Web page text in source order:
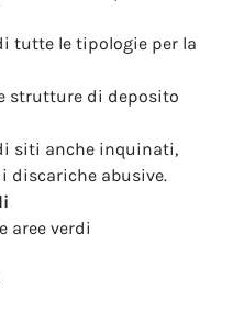
tutte le tipologie per la
strutture di deposito
siti anche inquinati,
discariche abusive.
aree verdi